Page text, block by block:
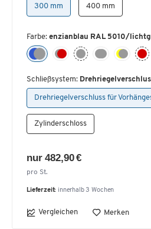
300 mm 400 mm
Farbe: enzianblau RAL 5010/
Schließsystem:
Drehriegelverschluss für
Zylinderschloss
nur 482,90 €
pro St.
Lieferzeit: innerhalb 3 Wochen
Vergleichen Merken